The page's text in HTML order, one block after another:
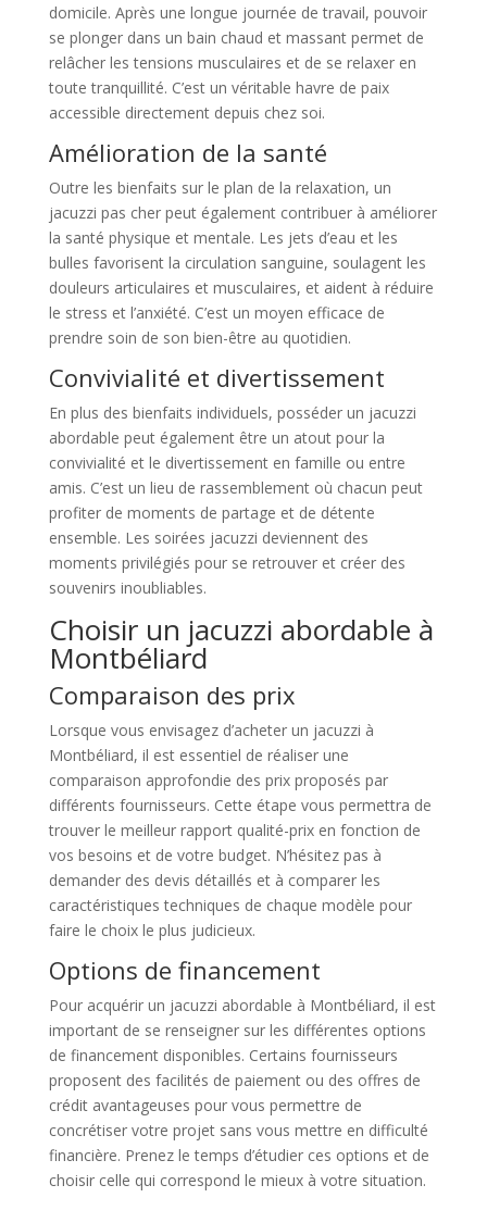
domicile. Après une longue journée de travail, pouvoir
se plonger dans un bain chaud et massant permet de
relâcher les tensions musculaires et de se relaxer en
toute tranquillité. C’est un véritable havre de paix
accessible directement depuis chez soi.
Amélioration de la santé
Outre les bienfaits sur le plan de la relaxation, un
jacuzzi pas cher peut également contribuer à améliorer
la santé physique et mentale. Les jets d’eau et les
bulles favorisent la circulation sanguine, soulagent les
douleurs articulaires et musculaires, et aident à réduire
le stress et l’anxiété. C’est un moyen efficace de
prendre soin de son bien-être au quotidien.
Convivialité et divertissement
En plus des bienfaits individuels, posséder un jacuzzi
abordable peut également être un atout pour la
convivialité et le divertissement en famille ou entre
amis. C’est un lieu de rassemblement où chacun peut
profiter de moments de partage et de détente
ensemble. Les soirées jacuzzi deviennent des
moments privilégiés pour se retrouver et créer des
souvenirs inoubliables.
Choisir un jacuzzi abordable à
Montbéliard
Comparaison des prix
Lorsque vous envisagez d’acheter un jacuzzi à
Montbéliard, il est essentiel de réaliser une
comparaison approfondie des prix proposés par
différents fournisseurs. Cette étape vous permettra de
trouver le meilleur rapport qualité-prix en fonction de
vos besoins et de votre budget. N’hésitez pas à
demander des devis détaillés et à comparer les
caractéristiques techniques de chaque modèle pour
faire le choix le plus judicieux.
Options de financement
Pour acquérir un jacuzzi abordable à Montbéliard, il est
important de se renseigner sur les différentes options
de financement disponibles. Certains fournisseurs
proposent des facilités de paiement ou des offres de
crédit avantageuses pour vous permettre de
concrétiser votre projet sans vous mettre en difficulté
financière. Prenez le temps d’étudier ces options et de
choisir celle qui correspond le mieux à votre situation.